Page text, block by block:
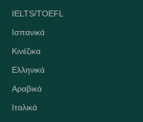
IELTS/TOEFL
Ισπανικά
Κινέζικα
Ελληνικά
Αραβικά
Ιταλικά